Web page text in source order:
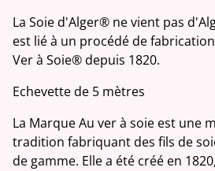
La Soie d'Alger® ne vient pas
est lié à un procédé de
Ver à Soie® depuis 1820.
Echevette de 5 mètres
La Marque Au ver à soie est une
tradition fabriquant des fils de
de gamme. Elle a été créé en